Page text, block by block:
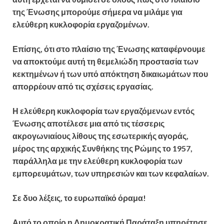
της Ένωσης μπορούμε σήμερα να μιλάμε για
ελεύθερη κυκλοφορία εργαζομένων.
Επίσης, ότι στο πλαίσιο της Ένωσης καταφέρνουμε
να αποκτούμε αυτή τη θεμελιώδη προστασία των
κεκτημένων ή των υπό απόκτηση δικαιωμάτων που
απορρέουν από τις σχέσεις εργασίας.
Η ελεύθερη κυκλοφορία των εργαζόμενων εντός
Ένωσης αποτέλεσε μια από τις τέσσερις
ακρογωνιαίους λίθους της εσωτερικής αγοράς,
μέρος της αρχικής Συνθήκης της Ρώμης το 1957,
παράλληλα με την ελεύθερη κυκλοφορία των
εμπορευμάτων, των υπηρεσιών και των κεφαλαίων.
Σε δυο λέξεις, το ευρωπαϊκό όραμα!